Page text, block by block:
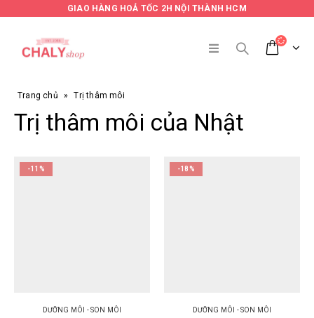
GIAO HÀNG HOẢ TỐC 2H NỘI THÀNH HCM
Trang chủ » Trị thâm môi
Trị thâm môi của Nhật
-11%
DƯỠNG MÔI - SON MÔI
-18%
DƯỠNG MÔI - SON MÔI